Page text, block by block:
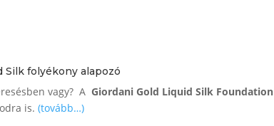
Silk folyékony alapozó
vagy? A Giordani Gold Liquid Silk Foundation
is. (tovább…)